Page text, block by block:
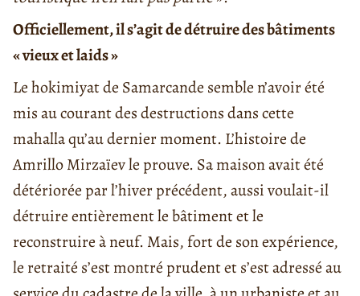
Officiellement, il s’agit de détruire des bâtiments
« vieux et laids »
Le hokimiyat de Samarcande semble n’avoir été
mis au courant des destructions dans cette
mahalla qu’au dernier moment. L’histoire de
Amrillo Mirzaïev le prouve. Sa maison avait été
détériorée par l’hiver précédent, aussi voulait-il
détruire entièrement le bâtiment et le
reconstruire à neuf. Mais, fort de son expérience,
le retraité s’est montré prudent et s’est adressé au